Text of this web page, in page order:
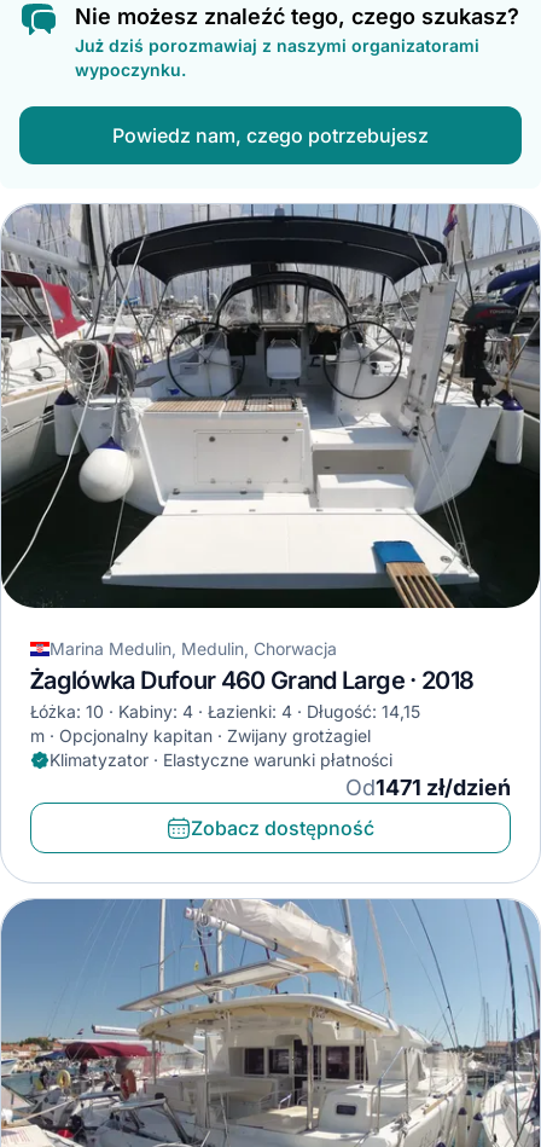
Nie możesz znaleźć tego, czego szukasz?
Już dziś porozmawiaj z naszymi organizatorami
wypoczynku.
Powiedz nam, czego potrzebujesz
Marina Medulin, Medulin, Chorwacja
Żaglówka Dufour 460 Grand Large · 2018
Łóżka: 10 Kabiny: 4 Łazienki: 4
Długość: 14,15
m
Opcjonalny kapitan
Zwijany grotżagiel
Klimatyzator · Elastyczne warunki płatności
Od1471 zł/dzień
Zobacz dostępność